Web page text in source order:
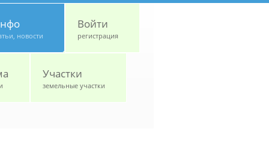
новости
Войти
регистрация
Участки
земельные участки